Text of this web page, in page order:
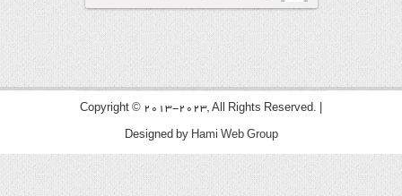
Copyright © 2013-2023, All Rights Reserved. |
Designed by Hami Web Group